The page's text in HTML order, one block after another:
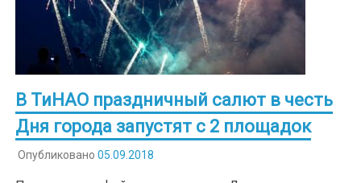
В ТиНАО праздничный салют в честь
Дня города запустят с 2 площадок
Опубликовано 05.09.2018